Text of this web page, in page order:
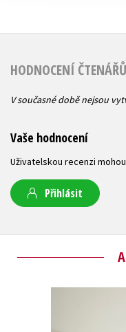
HODNOCENÍ ČTENÁŘŮ
V současné době nejsou
Vaše hodnocení
Uživatelskou recenzi
Přihlásit